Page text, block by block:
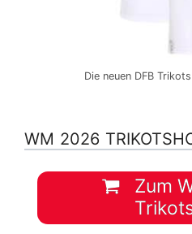
Die neuen DFB
WM 2026
Zum